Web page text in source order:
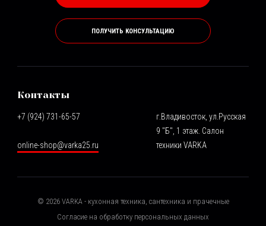
ПОЛУЧИТЬ КОНСУЛЬТАЦИЮ
Контакты
+7 (924) 731-65-57
online-shop@varka25.ru
г.Владивосток, ул.Русская
9 "Б", 1 этаж. Салон
техники VARKA
© 2026VARKA - кухонная техника, сантехника и прачечные
Согласие на обработку персональных данных